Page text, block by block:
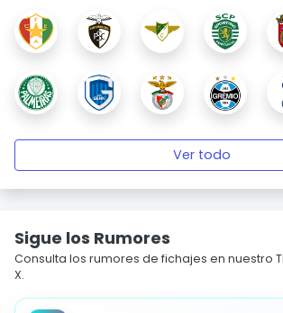
Ver todo
Sigue los Rumores
Consulta los rumores de fichajes en nuestro
X.